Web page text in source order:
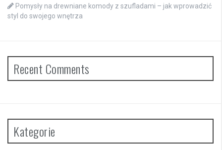
Pomysły na drewniane komody z szufladami – jak wprowadzić
styl do swojego wnętrza
Recent Comments
Kategorie